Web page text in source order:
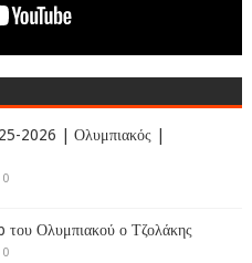
2026 | Ολυμπιακός |
0
Ολυμπιακού ο Τζολάκης
0